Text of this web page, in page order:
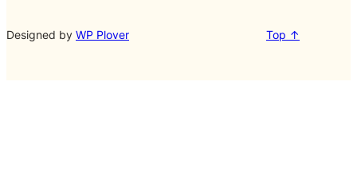
Designed by WP Plover Top ↑